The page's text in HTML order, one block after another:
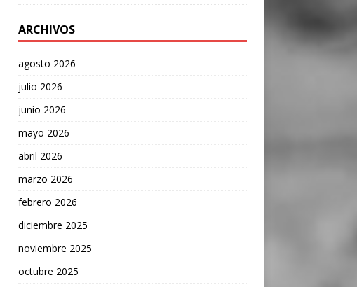
ARCHIVOS
agosto 2026
julio 2026
junio 2026
mayo 2026
abril 2026
marzo 2026
febrero 2026
diciembre 2025
noviembre 2025
octubre 2025